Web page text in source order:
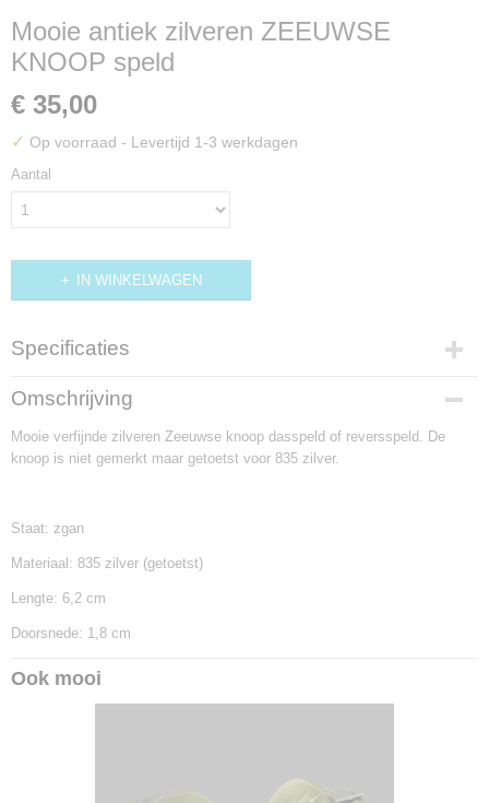
Mooie antiek zilveren ZEEUWSE
KNOOP speld
€ 35,00
✓ Op voorraad - Levertijd 1-3 werkdagen
Aantal
IN WINKELWAGEN
Specificaties
Productcode
DIV127
Omschrijving
Mooie verfijnde zilveren Zeeuwse knoop dasspeld of reversspeld. De
knoop is niet gemerkt maar getoetst voor 835 zilver.
Staat: zgan
Materiaal: 835 zilver (getoetst)
Lengte: 6,2 cm
Doorsnede: 1,8 cm
Ook mooi